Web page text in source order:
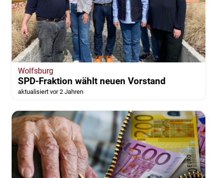
Wolfsburg
SPD-Fraktion wählt neuen Vorstand
aktualisiert vor 2 Jahren